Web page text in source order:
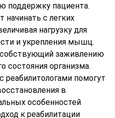
поддержку пациента.
с легких
нагрузку для
и укрепления мышц.
заживлению
состояния организма.
реабилитологами помогут
в
особенностей
к реабилитации